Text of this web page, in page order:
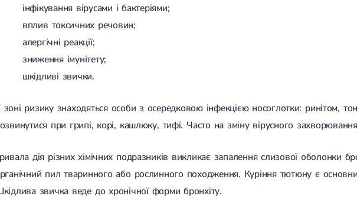
інфікування вірусами і бактеріями;
вплив токсичних речовин;
алергічні реакції;
зниження імунітету;
шкідливі звички.
ризику знаходяться особи з осередковою інфекцією носоглотки: ринітом,
при грипі, корі, кашлюку, тифі. Часто на зміну вірусного
дія різних хімічних подразників викликає запалення слизової оболонки
пил тваринного або рослинного походження. Куріння тютюну є
звичка веде до хронічної форми бронхіту.